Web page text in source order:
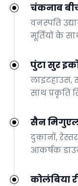
चंकनाब
वनस्पति
मूर्तियों के
पुंटा सुर
लाइटहाउस,
साथ प्रकृति
सैन मिगुएल
दुकानों,
आकर्षक
कोलंबिया